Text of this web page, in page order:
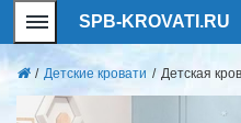
SPB-KROVATI.RU
/ Детские кровати / Детская